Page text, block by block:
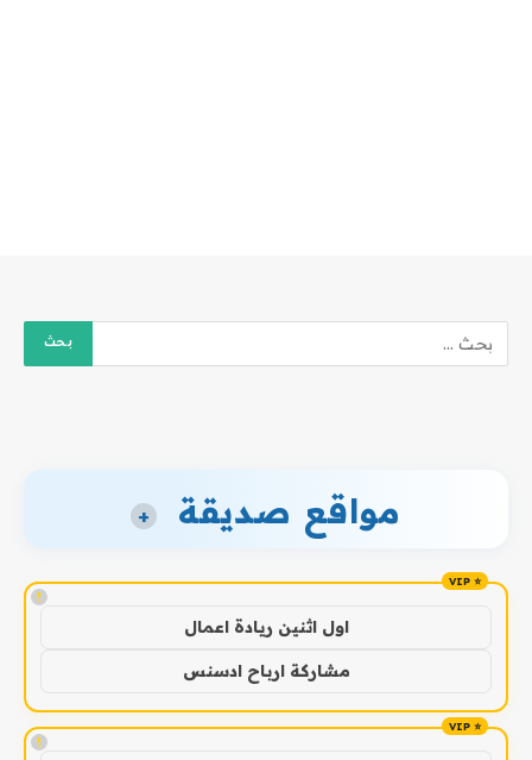
مواقع صديقة +
!
اول اثنين ريادة اعمال
مشاركة ارباح ادسنس
!